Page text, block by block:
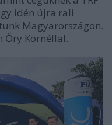
idén újra rali
Magyarországon.
Őry Kornéllal.